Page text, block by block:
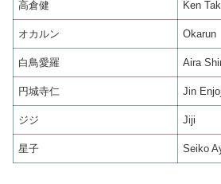
高倉健 Ken
オカルン Okarun
白鳥愛羅 Aira
円城寺仁 Jin
ジジ Jiji
星子 Seiko